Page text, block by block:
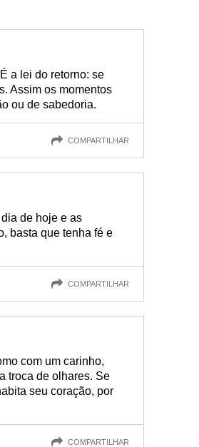
a lei do retorno: se
Assim os momentos
ou de sabedoria.
COMPARTILHAR
de hoje e as
basta que tenha fé e
COMPARTILHAR
com um carinho,
troca de olhares. Se
seu coração, por
COMPARTILHAR